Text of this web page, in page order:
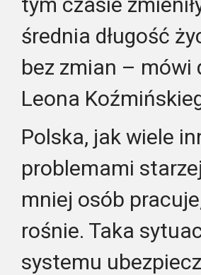
średnia długość
bez zmian – mówi
Leona
Polska, jak wiele
problemami
mniej osób
rośnie. Taka
systemu